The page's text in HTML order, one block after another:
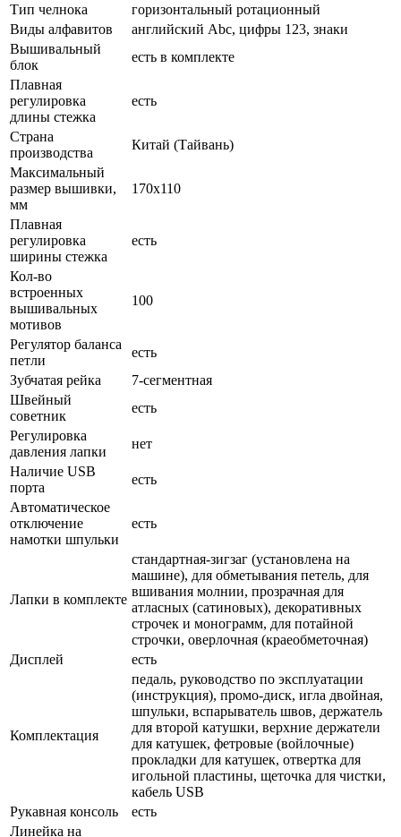
Тип челнока
горизонтальный ротационный
Виды алфавитов
английский Abc, цифры 123, знаки
Вышивальный
блок
есть в комплекте
Плавная
регулировка
длины стежка
есть
Страна
производства
Китай (Тайвань)
Максимальный
размер вышивки,
мм
170x110
Плавная
регулировка
ширины стежка
есть
Кол-во
встроенных
вышивальных
мотивов
100
Регулятор баланса
петли
есть
Зубчатая рейка
7-сегментная
Швейный
советник
есть
Регулировка
давления лапки
нет
Наличие USB
порта
есть
Автоматическое
отключение
намотки шпульки
есть
Лапки в комплекте
стандартная-зигзаг (установлена на
машине), для обметывания петель, для
вшивания молнии, прозрачная для
атласных (сатиновых), декоративных
строчек и монограмм, для потайной
строчки, оверлочная (краеобметочная)
Дисплей
есть
Комплектация
педаль, руководство по эксплуатации
(инструкция), промо-диск, игла двойная,
шпульки, вспарыватель швов, держатель
для второй катушки, верхние держатели
для катушек, фетровые (войлочные)
прокладки для катушек, отвертка для
игольной пластины, щеточка для чистки,
кабель USB
Рукавная консоль
есть
Линейка на